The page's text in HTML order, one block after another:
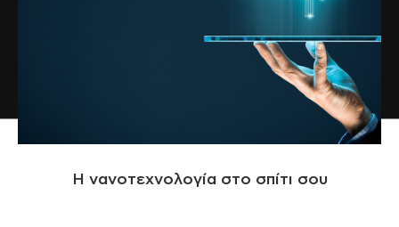
Η νανοτεχνολογία στο σπίτι σου